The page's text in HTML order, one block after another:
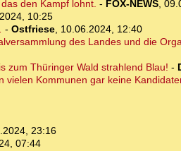
den Kampf lohnt. - FOX-NEWS,
10:25
- Ostfriese, 10.06.2024, 12:40
des Landes und die
zum Thüringer Wald strahlend Blau! -
Kommunen gar keine
23:16
07:44